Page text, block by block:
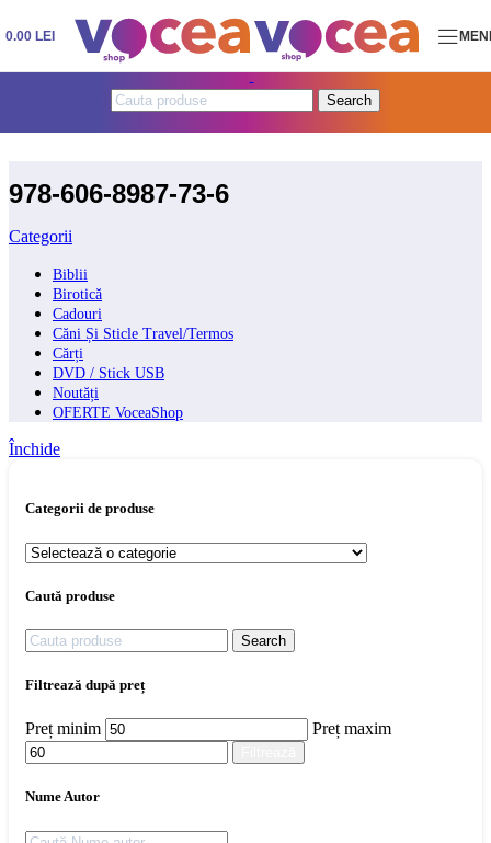
Skip to navigationSkip to main content
0.00 LEI
Search
978-606-8987-73-6
Categorii
Biblii
Birotică
Cadouri
Căni Și Sticle Travel/Termos
Cărți
DVD / Stick USB
Noutăți
OFERTE VoceaShop
Închide
Categorii de produse
Caută produse
Search
Filtrează după preț
Preț minim Preț maxim
Nume Autor